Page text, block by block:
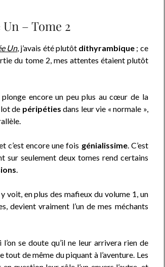
– Tome 2
Un, j’avais été plutôt dithyrambique ; ce
du tome 2, mes attentes étaient plutôt
encore un peu plus au cœur de la
de péripéties dans leur vie « normale »,
c’est encore une fois génialissime. C’est
sur seulement deux tomes rend certains
voit, en plus des mafieux du volume 1, un
devient vraiment l’un de mes méchants
l’on se doute qu’il ne leur arrivera rien de
de même du piquant à l’aventure. Les